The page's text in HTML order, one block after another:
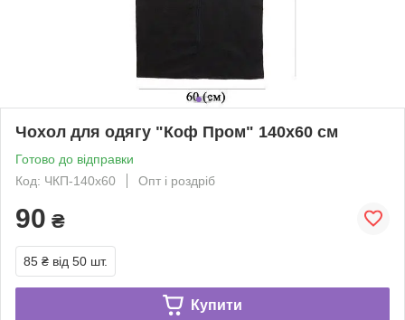
Чохол для одягу "Коф Пром" 140х60 см
Готово до відправки
Код: ЧКП-140х60
Опт і роздріб
90 ₴
85 ₴ від 50 шт.
Купити